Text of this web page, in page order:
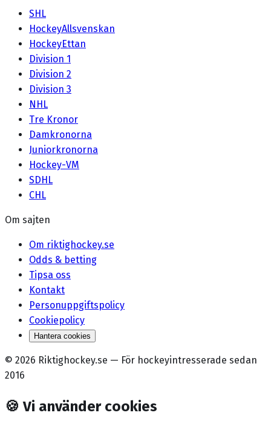
SHL
HockeyAllsvenskan
HockeyEttan
Division 1
Division 2
Division 3
NHL
Tre Kronor
Damkronorna
Juniorkronorna
Hockey-VM
SDHL
CHL
Om sajten
Om riktighockey.se
Odds & betting
Tipsa oss
Kontakt
Personuppgiftspolicy
Cookiepolicy
Hantera cookies
© 2026 Riktighockey.se — För hockeyintresserade sedan
2016
🍪 Vi använder cookies